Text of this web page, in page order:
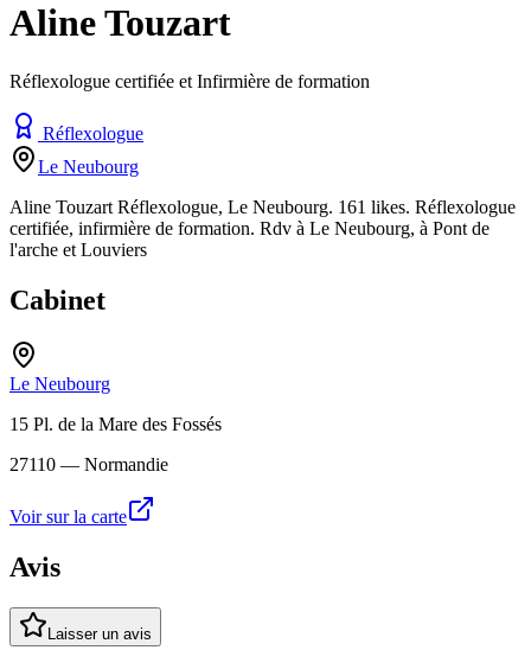
Aline Touzart
Réflexologue certifiée et Infirmière de formation
Réflexologue
Le Neubourg
Aline Touzart Réflexologue, Le Neubourg. 161 likes. Réflexologue
certifiée, infirmière de formation. Rdv à Le Neubourg, à Pont de
l'arche et Louviers
Cabinet
Le Neubourg
15 Pl. de la Mare des Fossés
27110 — Normandie
Voir sur la carte
Avis
Laisser un avis